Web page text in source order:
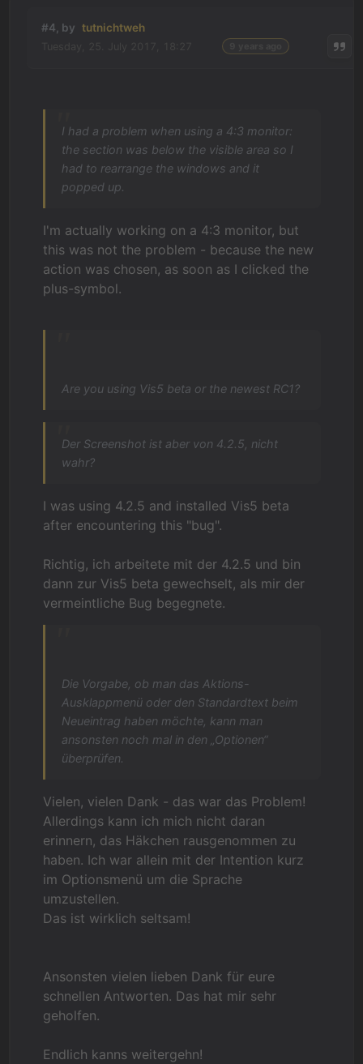
#4, by tutnichtweh
I had a problem when using a 4:3 monitor:
the section was below the visible area so I
had to rearrange the windows and it
popped up.
I'm actually working on a 4:3 monitor, but
this was not the problem - because the new
action was chosen, as soon as I clicked the
plus-symbol.
Are you using Vis5 beta or the newest RC1?
Der Screenshot ist aber von 4.2.5, nicht
wahr?
I was using 4.2.5 and installed Vis5 beta
after encountering this "bug".
Richtig, ich arbeitete mit der 4.2.5 und bin
dann zur Vis5 beta gewechselt, als mir der
vermeintliche Bug begegnete.
Die Vorgabe, ob man das Aktions-
Ausklappmenü oder den Standardtext beim
Neueintrag haben möchte, kann man
ansonsten noch mal in den „Optionen“
überprüfen.
Vielen, vielen Dank - das war das Problem!
Allerdings kann ich mich nicht daran
erinnern, das Häkchen rausgenommen zu
haben. Ich war allein mit der Intention kurz
im Optionsmenü um die Sprache
umzustellen.
Das ist wirklich seltsam!
Ansonsten vielen lieben Dank für eure
schnellen Antworten. Das hat mir sehr
geholfen.
Endlich kanns weitergehn!